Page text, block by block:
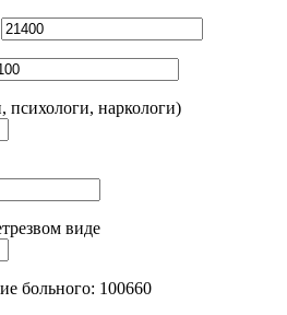
психологи, наркологи)
виде
больного: 100660